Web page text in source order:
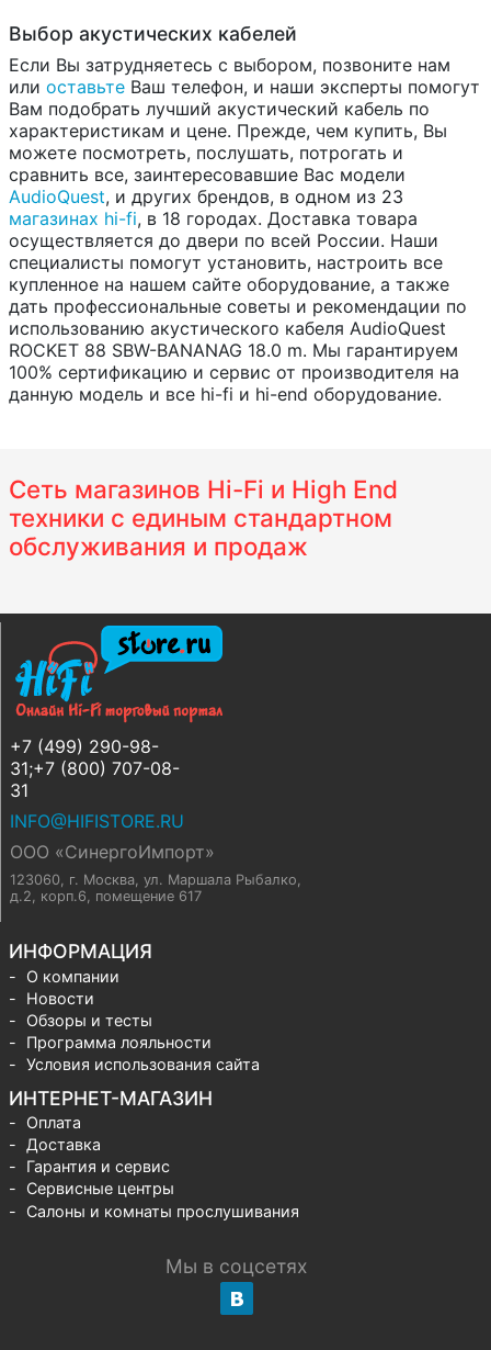
Выбор акустических кабелей
Если Вы затрудняетесь с выбором, позвоните нам
или оставьте Ваш телефон, и наши эксперты помогут
Вам подобрать лучший акустический кабель по
характеристикам и цене. Прежде, чем купить, Вы
можете посмотреть, послушать, потрогать и
сравнить все, заинтересовавшие Вас модели
AudioQuest, и других брендов, в одном из 23
магазинах hi-fi, в 18 городах. Доставка товара
осуществляется до двери по всей России. Наши
специалисты помогут установить, настроить все
купленное на нашем сайте оборудование, а также
дать профессиональные советы и рекомендации по
использованию акустического кабеля AudioQuest
ROCKET 88 SBW-BANANAG 18.0 m. Мы гарантируем
100% сертификацию и сервис от производителя на
данную модель и все hi-fi и hi-end оборудование.
Сеть магазинов Hi-Fi и High End
техники с единым стандартном
обслуживания и продаж
+7 (499) 290-98-
31;+7 (800) 707-08-
31
INFO@HIFISTORE.RU
ООО «СинергоИмпорт»
123060, г. Москва, ул. Маршала Рыбалко,
д.2, корп.6, помещение 617
ИНФОРМАЦИЯ
О компании
Новости
Обзоры и тесты
Программа лояльности
Условия использования сайта
ИНТЕРНЕТ-МАГАЗИН
Оплата
Доставка
Гарантия и сервис
Сервисные центры
Салоны и комнаты прослушивания
Мы в соцсетях